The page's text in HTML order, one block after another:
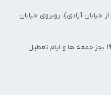
خیابان آزادی)، روبروی خیابان
تلفن : 66947463 (ساعات کاری : 10 الی 19 بجز جمعه ها و ایام تعطیل